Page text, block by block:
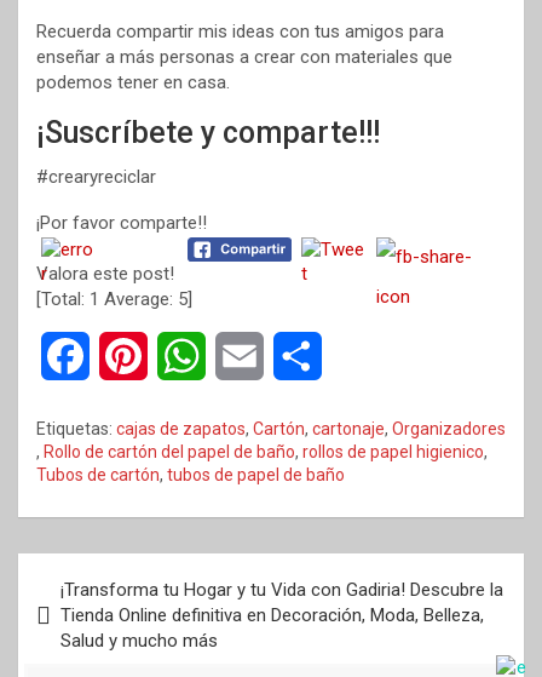
Recuerda compartir mis ideas con tus amigos para
enseñar a más personas a crear con materiales que
podemos tener en casa.
¡Suscríbete y comparte!!!
#crearyreciclar
¡Por favor comparte!!
Valora este post!
[Total: 1 Average: 5]
c
b
o
o
n
e
r
e
a
s
A
p
a
l
m
a
r
Etiquetas: cajas de zapatos, Cartón, cartonaje, Organizadores
, Rollo de cartón del papel de baño, rollos de papel higienico,
Tubos de cartón, tubos de papel de baño
de
entradas
¡Transforma tu Hogar y tu Vida con Gadiria! Descubre la
Tienda Online definitiva en Decoración, Moda, Belleza,
Salud y mucho más